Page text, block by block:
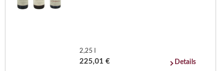
2,25 l
225,01 € Details